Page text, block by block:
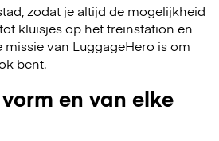
zodat je altijd de mogelijkheid
kluisjes op het treinstation en
van LuggageHero is om
bent.
en van elke